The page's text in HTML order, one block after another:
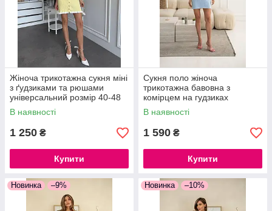
МОДНІ І СТИЛЬНІ
МОДЕЛІ
ДОСТУПНУ ЦІНОВУ
ПОЛІТИКУ ВІД
ЗНОСОСТІЙКІ
ТКАНИНИ ВИРОБІВ
Жіноча трикотажна сукня міні
з ґудзиками та рюшами
універсальний розмір 40-48
Туреччина
В наявності
1 250 ₴
Купити
Сукня поло жіноча
трикотажна бавовна з
комірцем на гудзиках
блакитна, жовта, кемел,
молочна, чорна
В наявності
1 590 ₴
Купити
Новинка –9% Новинка –10%